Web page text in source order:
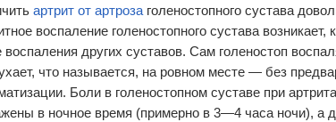
артрит от артрозаголеностопного сустава
воспаление голеностопного сустава возникает,
других суставов. Сам голеностоп
что называется, на ровном месте — без
Боли в голеностопном суставе при
в ночное время (примерно в 3—4 часа ночи), а